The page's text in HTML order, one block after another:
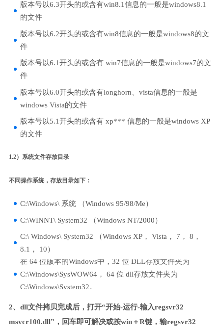
版本号以6.3开头的或含有win8.1信息的一般是windows8.1
的文件
版本号以6.2开头的或含有win8信息的一般是windows8的文
件
版本号以6.1开头的或含有 win7信息的一般是windows7的文
件
版本号以6.0开头的或含有longhorn、vista信息的一般是
windows Vista的文件
版本号以5.1开头的或含有 xp*** 信息的一般是windows XP
的文件
1.2）系统文件存放目录
不同操作系统，存放目录如下：
C:\Windows\ 系统 （Windows 95/98/Me）
C:\WINNT\ System32 （Windows NT/2000）
C:\ Windows\ System32 （Windows XP， Vista， 7， 8，
8.1， 10）
在 64 位版本的Windows中，32 位 DLL存放文件夹为
C:\Windows\SysWOW64， 64 位 dll存放文件夹为
C:\Windows\System32。
2、dll文件拷贝完成后，打开“开始-运行-输入regsvr32
msvcr100.dll”，回车即可解决或按win＋R键，输regsvr32